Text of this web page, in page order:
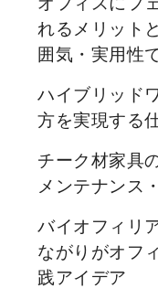
れるメリット
囲気・実用性
ハイブリッド
方を実現する
チーク材家具
メンテナンス
バイオフィリ
ながりがオフ
践アイデア